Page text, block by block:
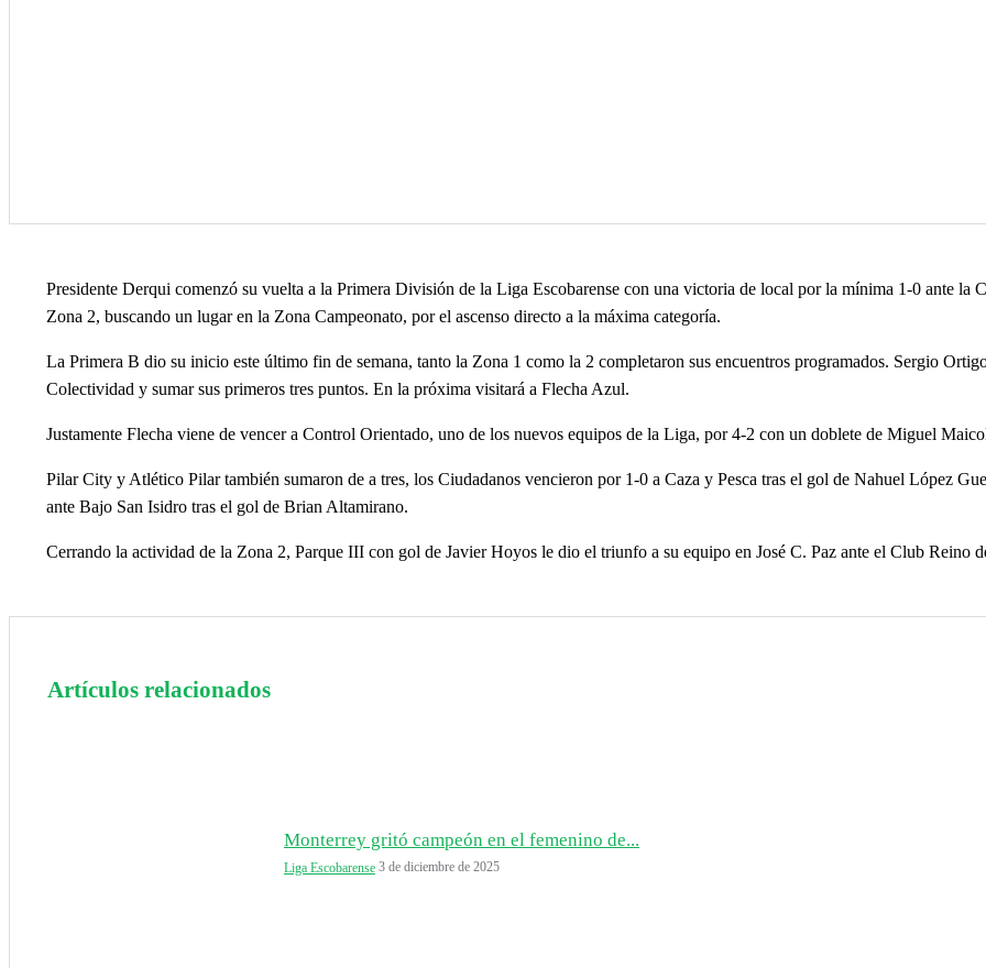
Presidente Derqui comenzó su vuelta a la Primera División de la Liga Escobarense con una victoria de local por la mínima 1-0 ante
Zona 2, buscando un lugar en la Zona Campeonato, por el ascenso directo a la máxima categoría.
La Primera B dio su inicio este último fin de semana, tanto la Zona 1 como la 2 completaron sus encuentros programados. Sergio
Colectividad y sumar sus primeros tres puntos. En la próxima visitará a Flecha Azul.
Justamente Flecha viene de vencer a Control Orientado, uno de los nuevos equipos de la Liga, por 4-2 con un doblete de Miguel
Pilar City y Atlético Pilar también sumaron de a tres, los Ciudadanos vencieron por 1-0 a Caza y Pesca tras el gol de Nahuel López
ante Bajo San Isidro tras el gol de Brian Altamirano.
Cerrando la actividad de la Zona 2, Parque III con gol de Javier Hoyos le dio el triunfo a su equipo en José C. Paz ante el Club Reino
Artículos relacionados
Monterrey gritó campeón en el femenino de...
Liga Escobarense 3 de diciembre de 2025